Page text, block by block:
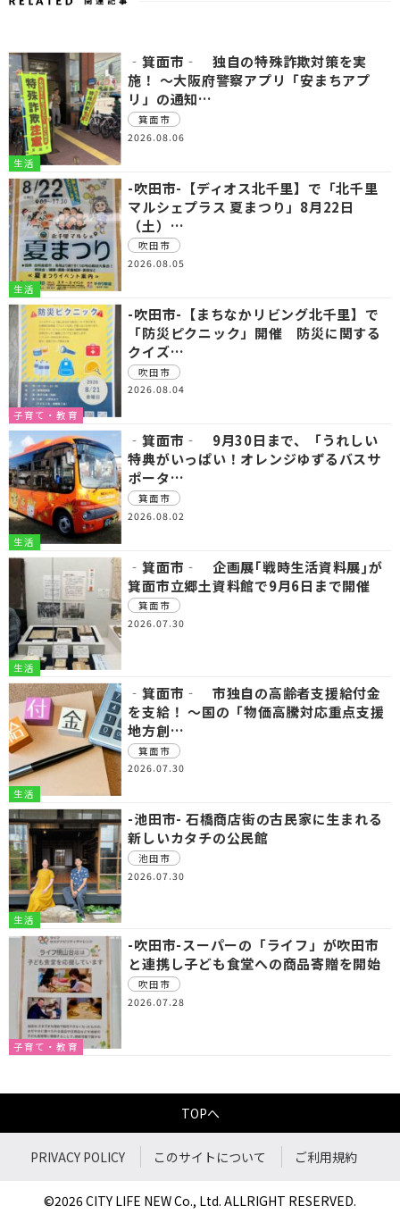
生活
‐箕面市‐ 独自の特殊詐欺対策を実
施！ ～大阪府警察アプリ「安まちアプ
リ」の通知…
箕面市
2026.08.06
生活
-吹田市-【ディオス北千里】で「北千里
マルシェプラス 夏まつり」8月22日
（土）…
吹田市
2026.08.05
子育て・教育
-吹田市-【まちなかリビング北千里】で
「防災ピクニック」開催 防災に関する
クイズ…
吹田市
2026.08.04
生活
‐箕面市‐ 9月30日まで、「うれしい
特典がいっぱい！オレンジゆずるバスサ
ポータ…
箕面市
2026.08.02
生活
‐箕面市‐ 企画展｢戦時生活資料展｣が
箕面市立郷土資料館で9月6日まで開催
箕面市
2026.07.30
生活
‐箕面市‐ 市独自の高齢者支援給付金
を支給！ ～国の「物価高騰対応重点支援
地方創…
箕面市
2026.07.30
生活
-池田市- 石橋商店街の古民家に生まれる
新しいカタチの公民館
池田市
2026.07.30
子育て・教育
-吹田市-スーパーの「ライフ」が吹田市
と連携し子ども食堂への商品寄贈を開始
吹田市
2026.07.28
TOPへ
PRIVACY POLICY このサイトについて ご利用規約
©2026 CITY LIFE NEW Co., Ltd. ALLRIGHT RESERVED.